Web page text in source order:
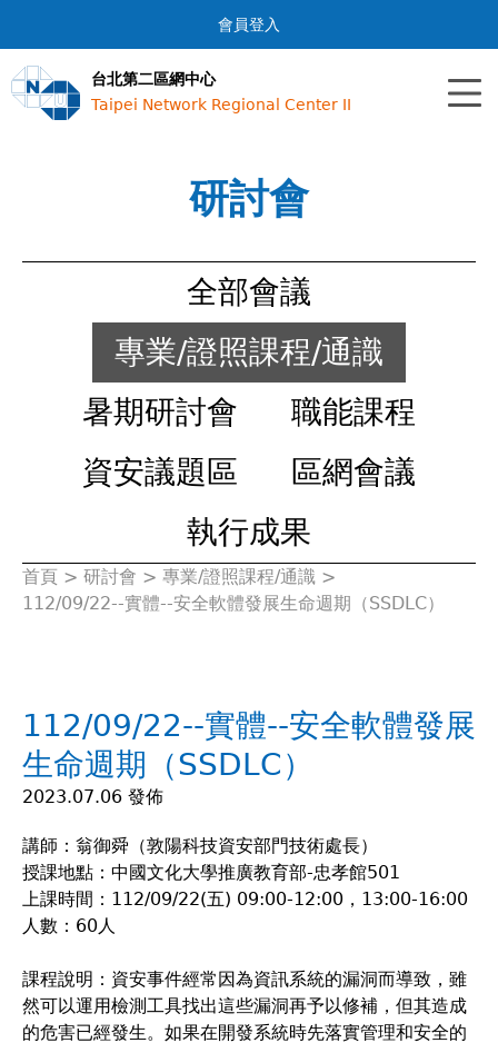
Jump to navigation
會員登入
台北第二區網中心
Taipei Network Regional Center II
研討會
全部會議
專業/證照課程/通識
暑期研討會
職能課程
資安議題區
區網會議
執行成果
您
裡
首頁 > 研討會 > 專業/證照課程/通識 >
112/09/22--實體--安全軟體發展生命週期（SSDLC）
112/09/22--實體--安全軟體發展
生命週期（SSDLC）
2023.07.06 發佈
講師：翁御舜（敦陽科技資安部門技術處長）
授課地點：中國文化大學推廣教育部-忠孝館501
上課時間：112/09/22(五) 09:00-12:00，13:00-16:00
人數：60人
課程說明：資安事件經常因為資訊系統的漏洞而導致，雖
然可以運用檢測工具找出這些漏洞再予以修補，但其造成
的危害已經發生。如果在開發系統時先落實管理和安全的